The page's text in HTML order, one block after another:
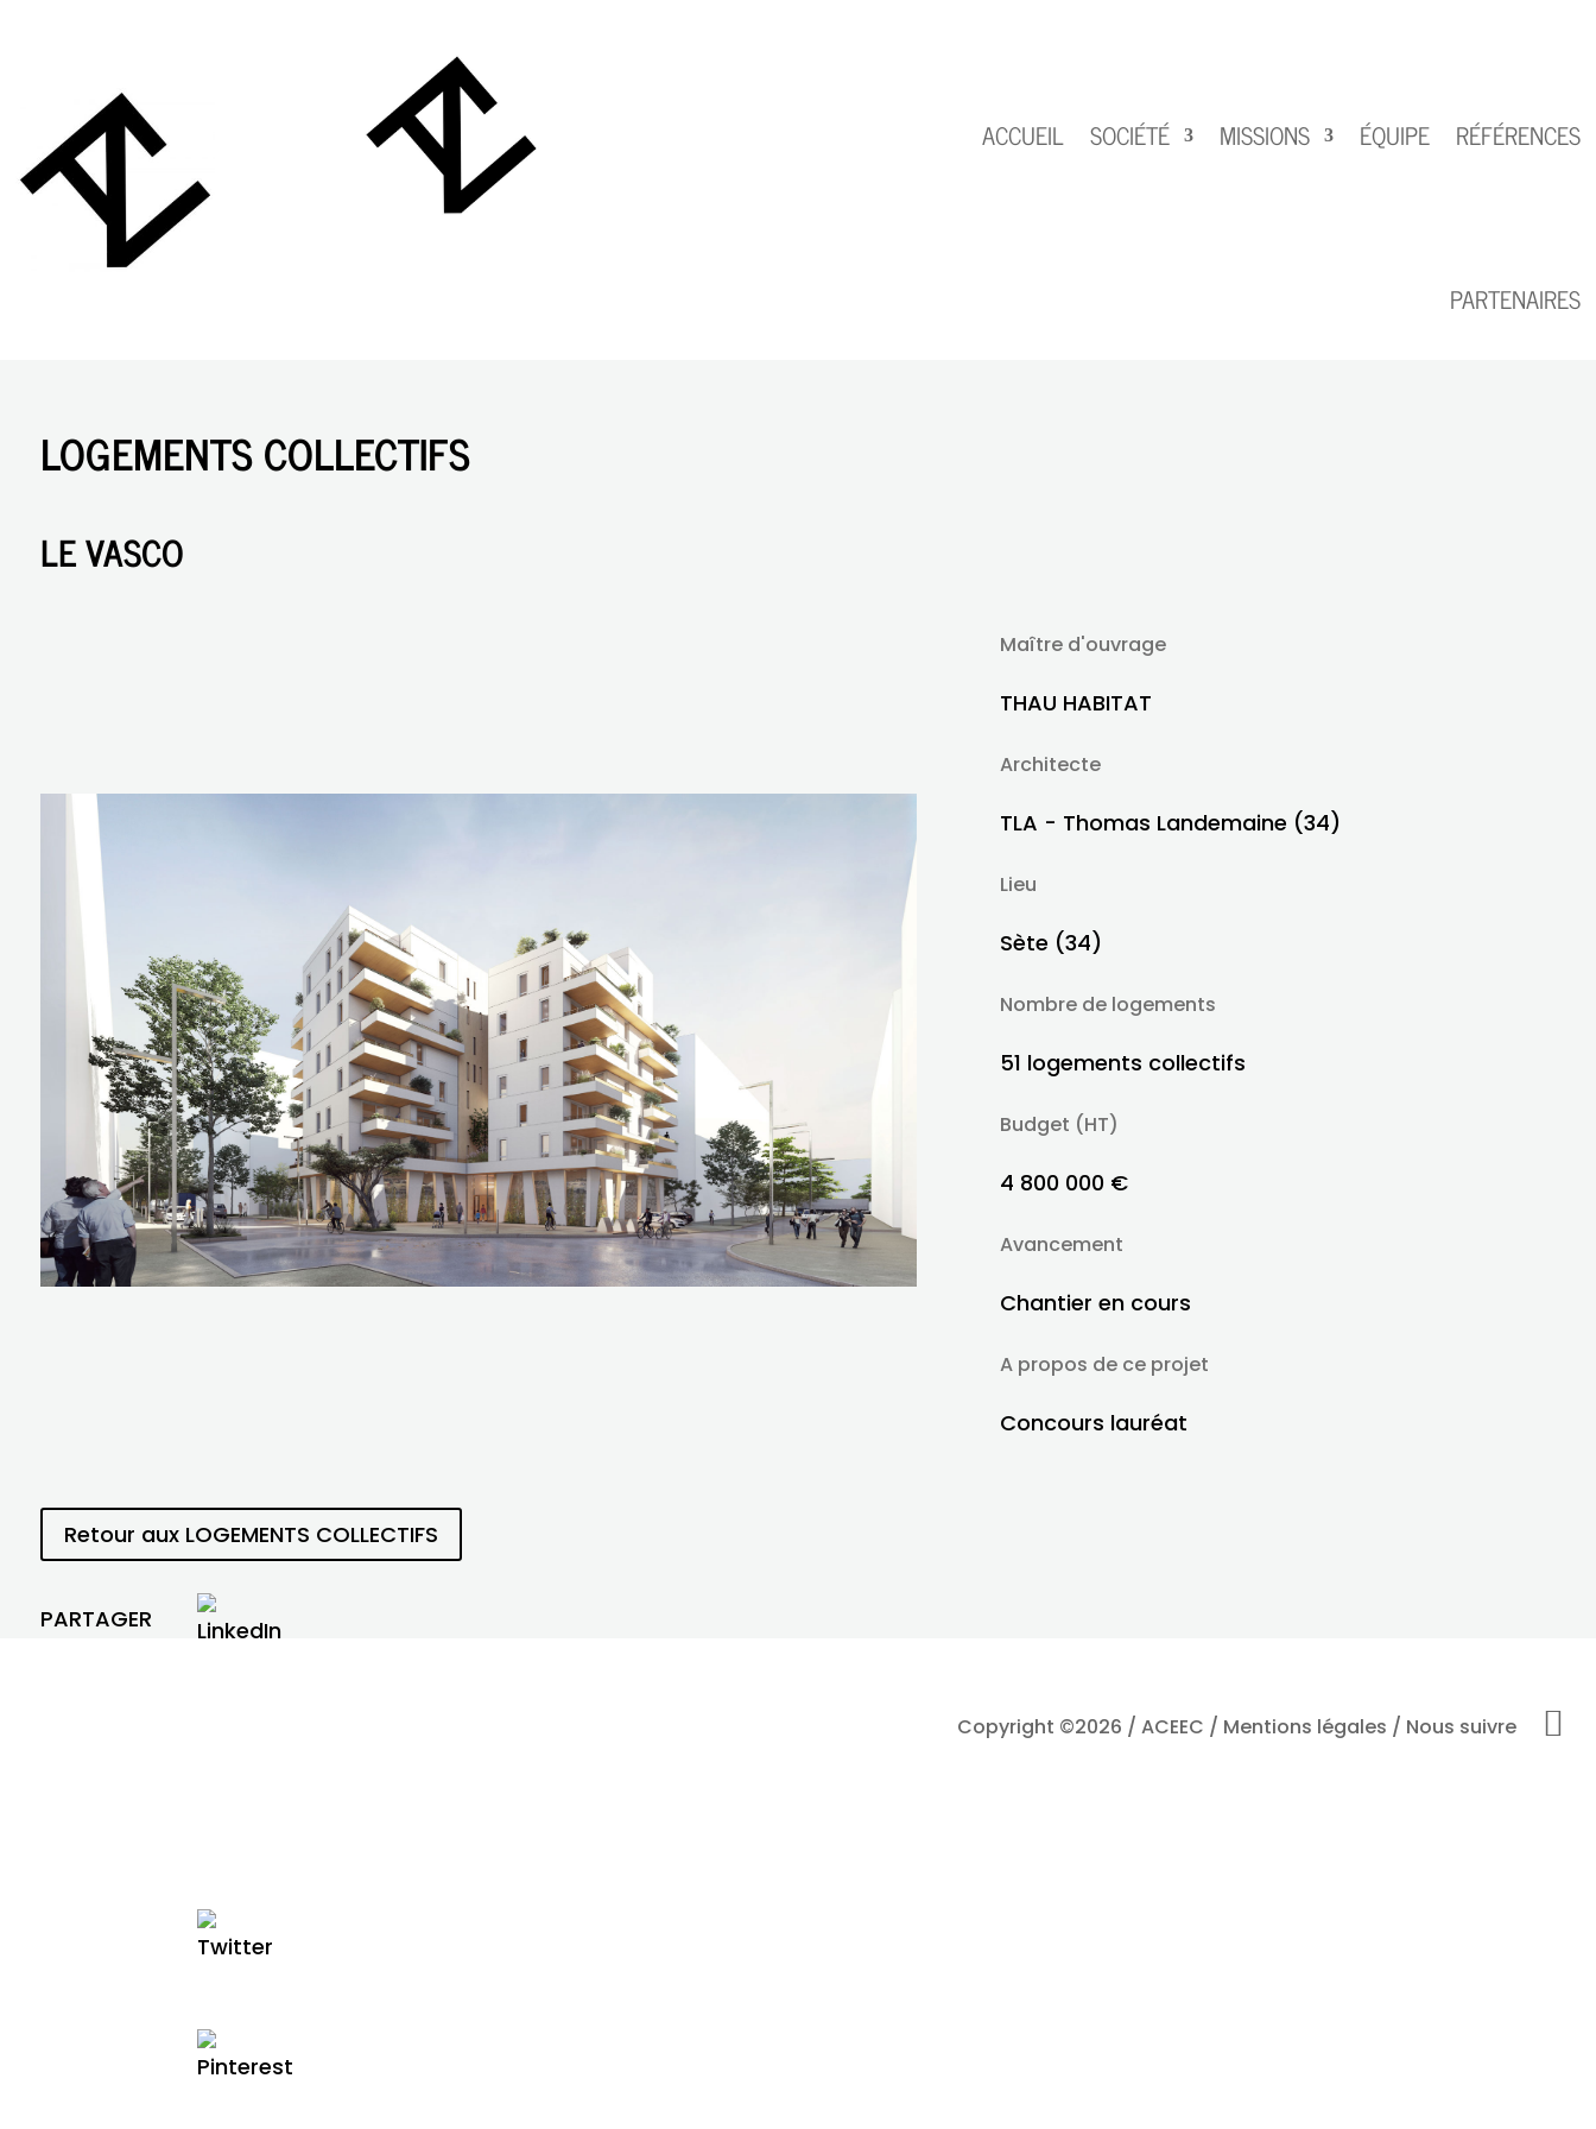
ACCUEIL SOCIÉTÉ MISSIONS ÉQUIPE RÉFÉRENCES
PARTENAIRES
LOGEMENTS COLLECTIFS
LE VASCO
Maître d'ouvrage
THAU HABITAT
Architecte
TLA - Thomas Landemaine (34)
Lieu
Sète (34)
Nombre de logements
51 logements collectifs
Budget (HT)
4 800 000 €
Avancement
Chantier en cours
A propos de ce projet
Concours lauréat
Retour aux LOGEMENTS COLLECTIFS
PARTAGER
Copyright ©2026 / ACEEC / Mentions légales / Nous suivre 